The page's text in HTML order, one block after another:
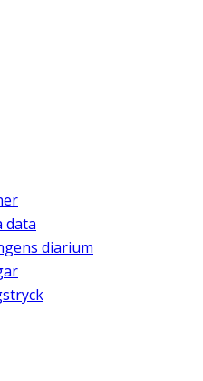
data
diarium